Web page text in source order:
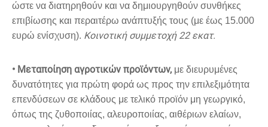
ώστε να διατηρηθούν και να δημιουργηθούν συνθήκες
επιβίωσης και περαιτέρω ανάπτυξής τους (με έως 15.000
ευρώ ενίσχυση). Κοινοτική συμμετοχή 22 εκατ.
• Μεταποίηση αγροτικών προϊόντων, με διευρυμένες
δυνατότητες για πρώτη φορά ως προς την επιλεξιμότητα
επενδύσεων σε κλάδους με τελικό προϊόν μη γεωργικό,
όπως της ζυθοποιίας, αλευροποιίας, αιθέριων ελαίων,